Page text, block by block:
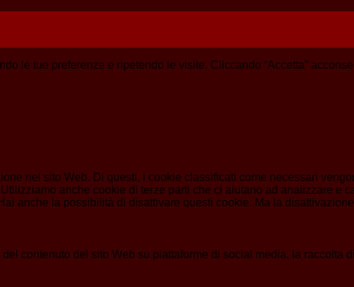
le tue preferenze e ripetendo le visite. Cliccando “Accetta”
nel sito Web. Di questi, i cookie classificati come necessari
anche cookie di terze parti che ci aiutano ad analizzare e
anche la possibilità di disattivare questi cookie. Ma la
contenuto del sito Web su piattaforme di social media, la raccolta